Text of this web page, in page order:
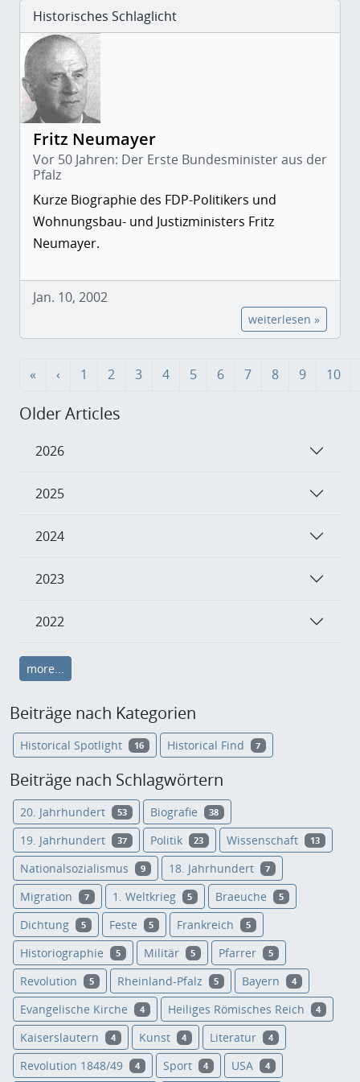
Historisches Schlaglicht
Fritz Neumayer
Vor 50 Jahren: Der Erste Bundesminister aus der
Pfalz
Kurze Biographie des FDP-Politikers und
Wohnungsbau- und Justizministers Fritz
Neumayer.
Jan. 10, 2002
weiterlesen »
« ‹ 1 2 3 4 5 6 7 8 9 10
Older Articles
2026
2025
2024
2023
2022
more...
Beiträge nach Kategorien
Historical Spotlight 16 Historical Find 7
Beiträge nach Schlagwörtern
20. Jahrhundert 53 Biografie 38
19. Jahrhundert 37 Politik 23 Wissenschaft 13
Nationalsozialismus 9 18. Jahrhundert 7
Migration 7 1. Weltkrieg 5 Braeuche 5
Dichtung 5 Feste 5 Frankreich 5
Historiographie 5 Militär 5 Pfarrer 5
Revolution 5 Rheinland-Pfalz 5 Bayern 4
Evangelische Kirche 4 Heiliges Römisches Reich 4
Kaiserslautern 4 Kunst 4 Literatur 4
Revolution 1848/49 4 Sport 4 USA 4